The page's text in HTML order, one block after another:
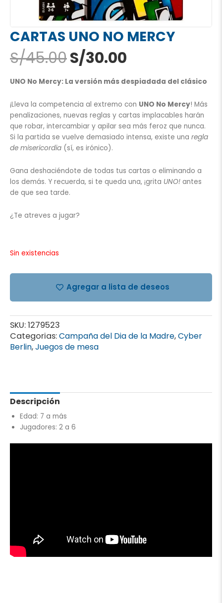
CARTAS UNO NO MERCY
S/45.00El
precio
original
era:
S/45.00.
S/30.00
actual
es:
S/30.00.
UNO No Mercy: La versión más despiadada del clásico
¡Lleva la competencia al extremo con UNO No Mercy! Más
penalizaciones, nuevas reglas y cartas implacables harán
que robar, intercambiar y apilar sea más feroz que nunca.
Si la partida se vuelve demasiado intensa, existe una regla
de misericordia (sí, es irónico).
Gana deshaciéndote de todas tus cartas o eliminando a
los demás. Y recuerda, si te queda una, ¡grita UNO! antes
de que sea tarde.
¿Te atreves a jugar?
Sin existencias
Agregar a lista de deseos
SKU:1279523
Categorias:Campaña del Dia de la Madre,Cyber
Berlin,Juegos de mesa
Descripción
Edad: 7 a más
Jugadores: 2 a 6